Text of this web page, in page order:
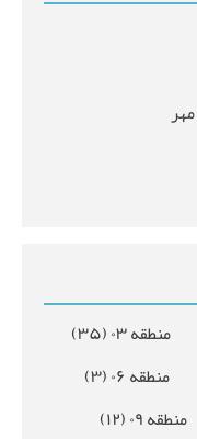
منطقه ۰۳
(۳۵)
منطقه ۰۶
(۳)
منطقه ۰۹
(۱۲)